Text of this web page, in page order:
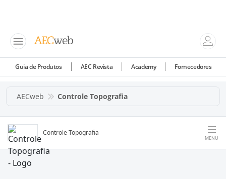
Guia de Produtos AEC Revista Academy Fornecedores
AECweb Controle Topografia
Controle Topografia
MENU